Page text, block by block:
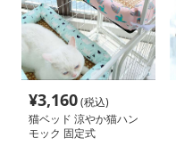
¥3,160(税込)
猫ベッド 涼やか猫ハン
モック 固定式